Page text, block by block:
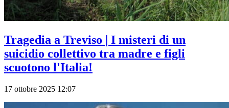
Tragedia a Treviso | I misteri di un
suicidio collettivo tra madre e figli
scuotono l'Italia!
17 ottobre 2025 12:07